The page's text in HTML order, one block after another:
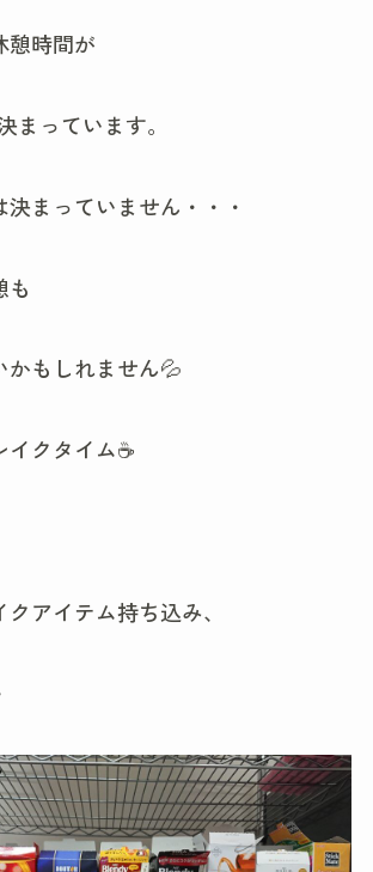
憩時間が
まっています。
まっていません・・・
も
かもしれません💦
クタイム☕
アイテム持ち込み、